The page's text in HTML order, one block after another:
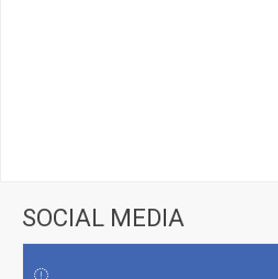
SOCIAL MEDIA